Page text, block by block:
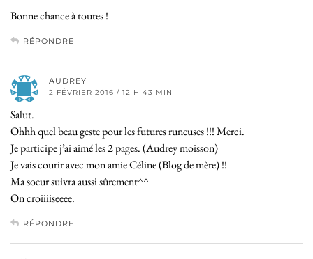
Bonne chance à toutes !
RÉPONDRE
AUDREY
2 FÉVRIER 2016 / 12 H 43 MIN
Salut.
Ohhh quel beau geste pour les futures runeuses !!! Merci.
Je participe j’ai aimé les 2 pages. (Audrey moisson)
Je vais courir avec mon amie Céline (Blog de mère) !!
Ma soeur suivra aussi sûrement^^
On croiiiiseeee.
RÉPONDRE